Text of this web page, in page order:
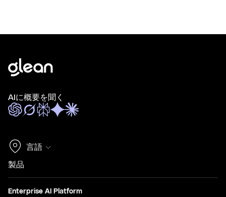
AIに概要を聞く
言語
製品
Enterprise AI Platform